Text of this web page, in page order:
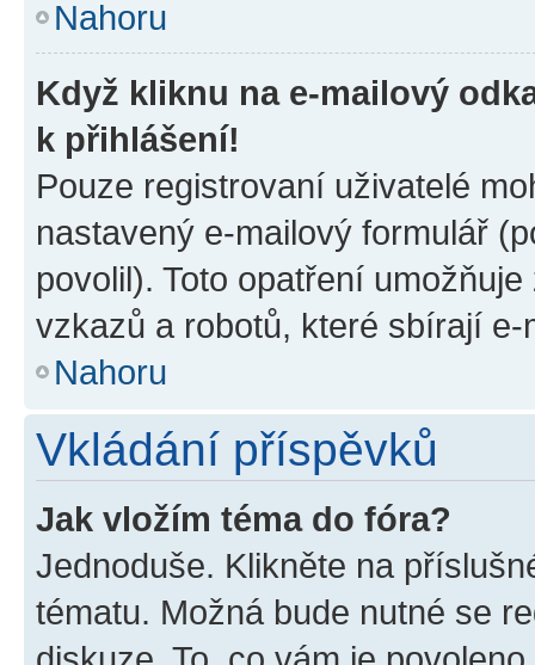
Nahoru
Když kliknu na e-mailový
k přihlášení!
Pouze registrovaní uživatelé
nastavený e-mailový formulář
povolil). Toto opatření
vzkazů a robotů, které sbírají e-
Nahoru
Vkládání příspěvků
Jak vložím téma do fóra?
Jednoduše. Klikněte na
tématu. Možná bude nutné se